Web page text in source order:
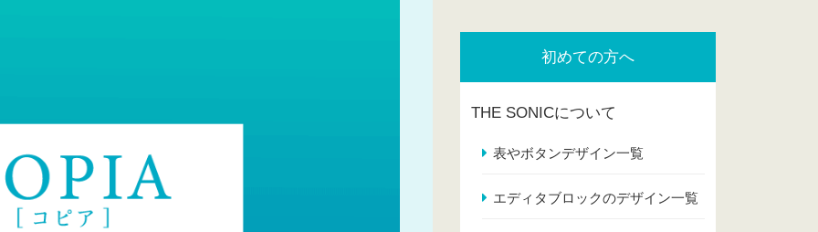
初めての方へ
THE SONICについて
表やボタンデザイン一覧
エディタブロックのデザイン一覧